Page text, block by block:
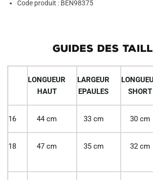
Code produit : BEN98375
GUIDES DES
LONGUEUR
HAUT
LARGEUR
EPAULES
SHORT
16 44 cm 33 cm 30 cm
18 47 cm 35 cm 32 cm